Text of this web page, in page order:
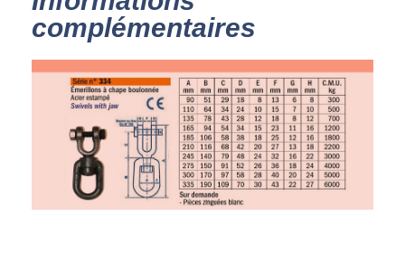
complémentaires